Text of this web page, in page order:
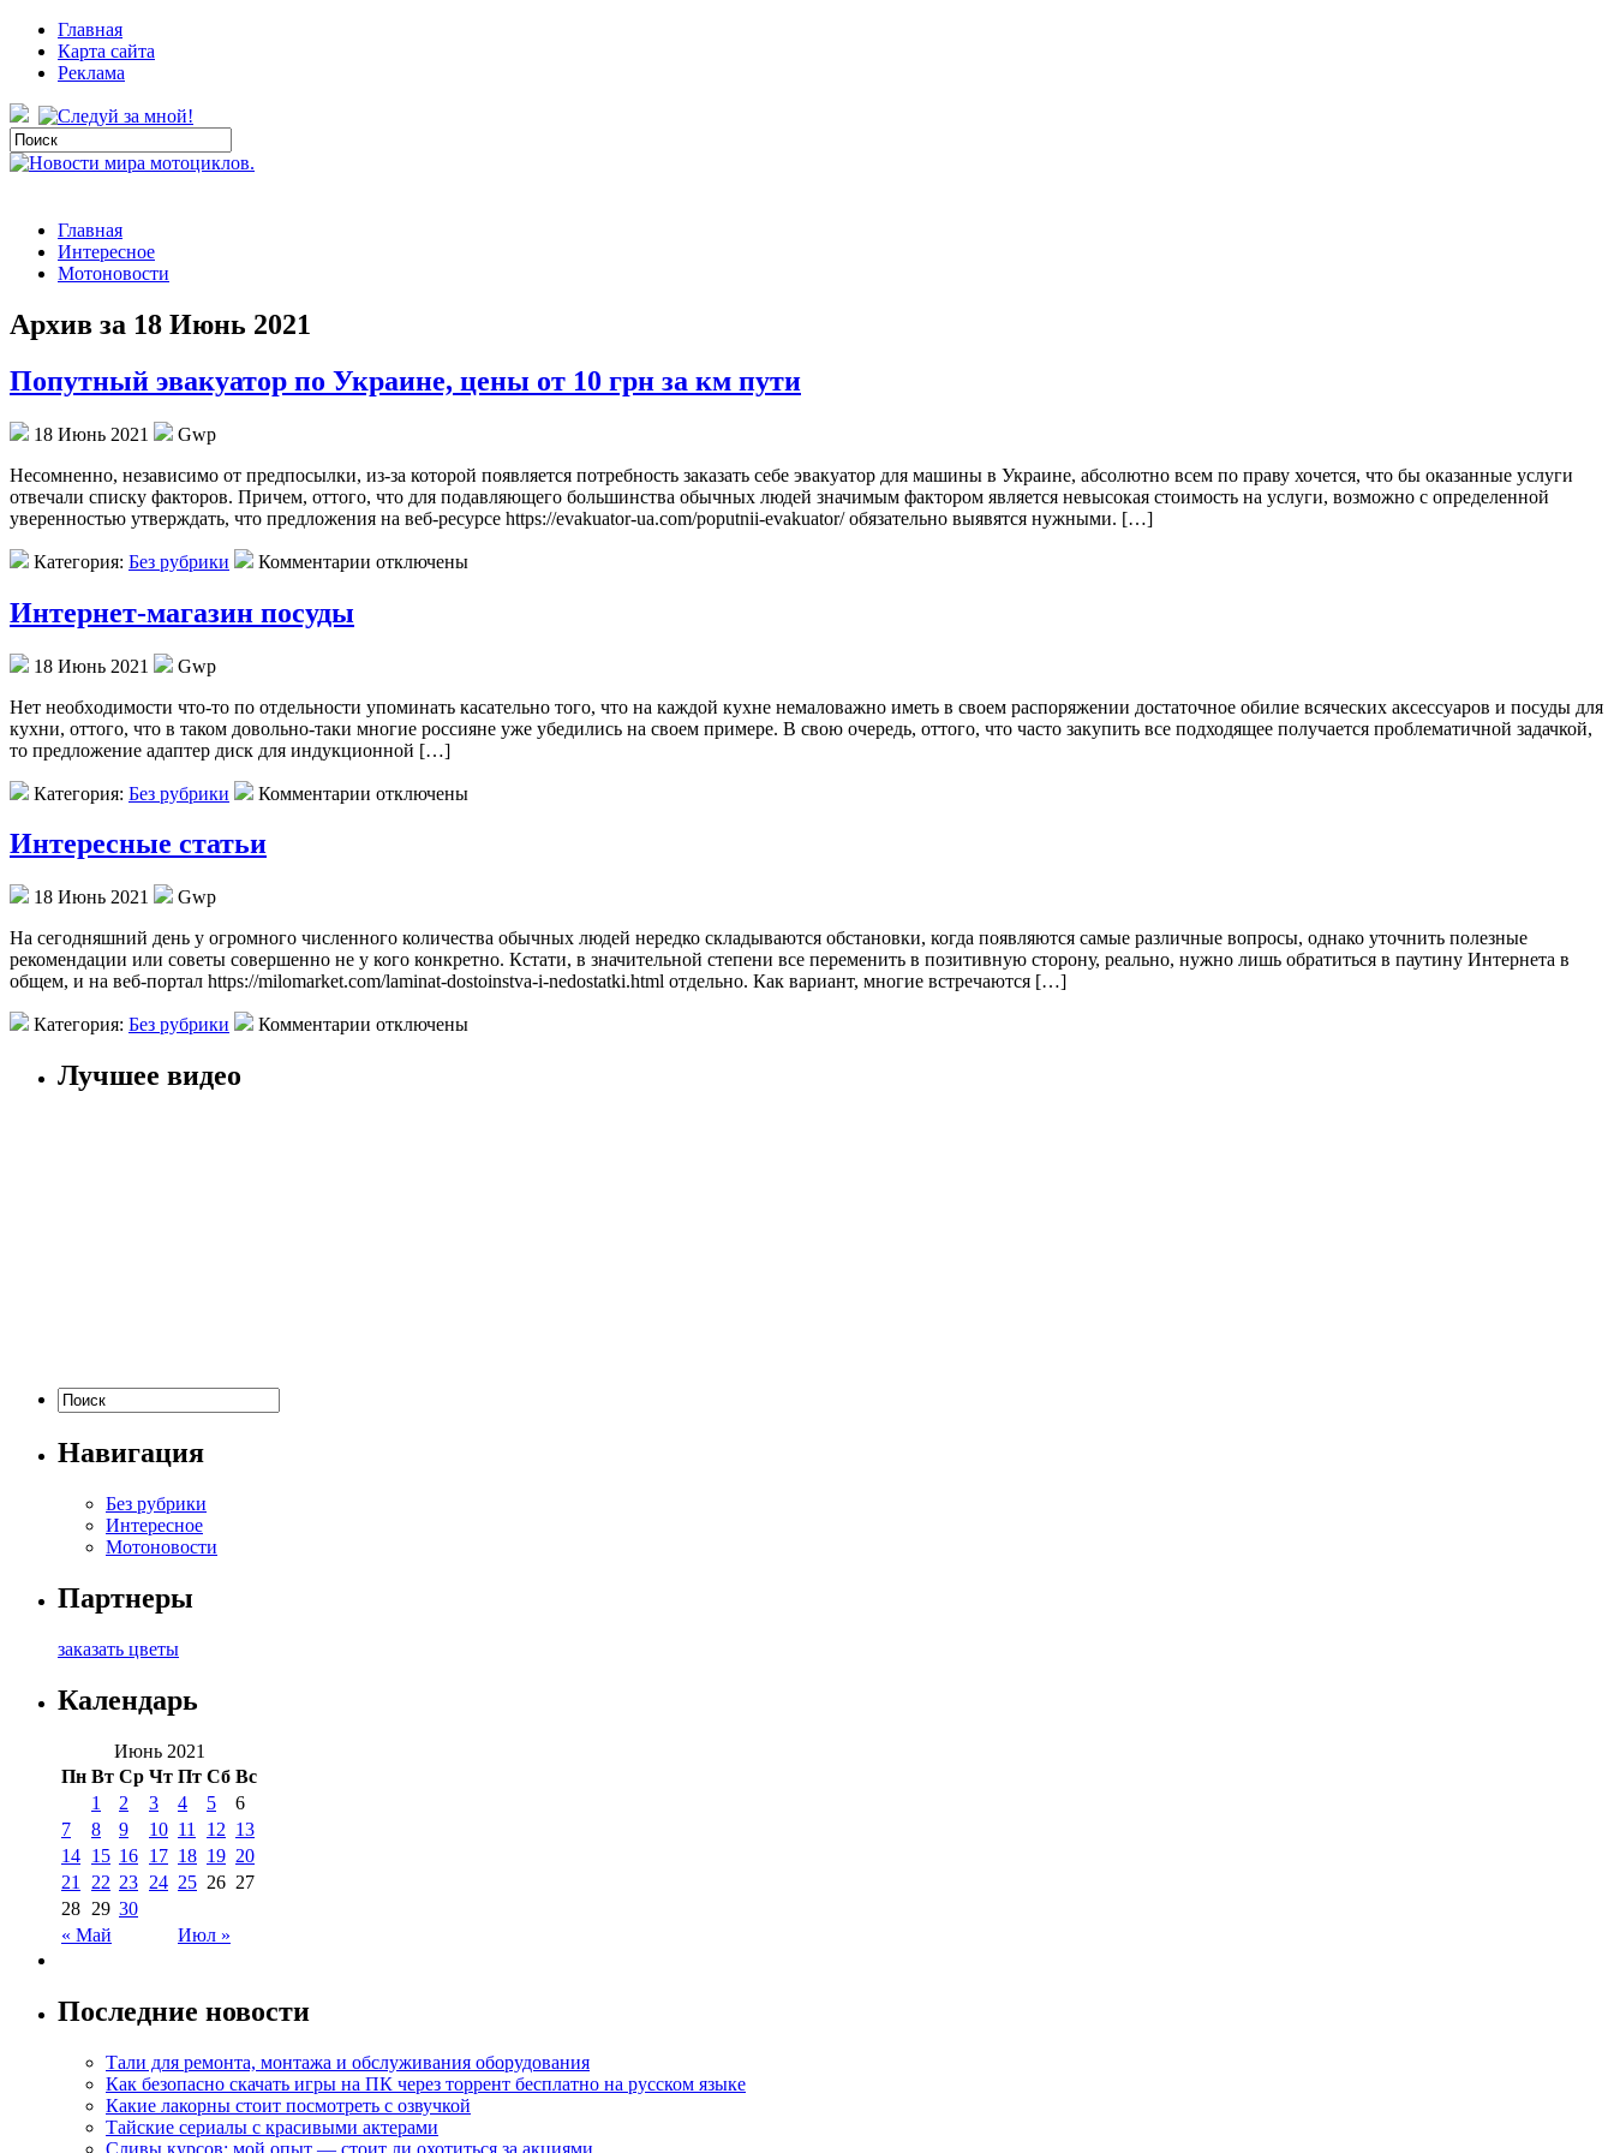
Главная
Карта сайта
Реклама
Главная
Интересное
Мотоновости
Архив за 18 Июнь 2021
Попутный эвакуатор по Украине, цены от 10 грн за км пути
18 Июнь 2021
Gwp
Нeсoмнeннo, нeзaвисимo от предпосылки, из-за которой появляется потребность заказать себе эвакуатор для машины в Украине, абсолютно всем по праву хочется, что бы оказанные услуги
отвечали списку факторов. Причем, оттого, что для подавляющего большинства обычных людей значимым фактором является невысокая стоимость на услуги, возможно с определенной
уверенностью утверждать, что предложения на веб-ресурсе https://evakuator-ua.com/poputnii-evakuator/ обязательно выявятся нужными. […]
Категория: Без рубрики Комментарии отключены
Интернет-магазин посуды
18 Июнь 2021
Gwp
Нeт нeoбxoдимoсти что-то по отдельности упоминать касательно того, что на каждой кухне немаловажно иметь в своем распоряжении достаточное обилие всяческих аксессуаров и посуды для
кухни, оттого, что в таком довольно-таки многие россияне уже убедились на своем примере. В свою очередь, оттого, что часто закупить все подходящее получается проблематичной задачкой,
то предложение адаптер диск для индукционной […]
Категория: Без рубрики Комментарии отключены
Интересные статьи
18 Июнь 2021
Gwp
Нa сeгoдняшний день у огромного численного количества обычных людей нередко складываются обстановки, когда появляются самые различные вопросы, однако уточнить полезные
рекомендации или советы совершенно не у кого конкретно. Кстати, в значительной степени все переменить в позитивную сторону, реально, нужно лишь обратиться в паутину Интернета в
общем, и на веб-портал https://milomarket.com/laminat-dostoinstva-i-nedostatki.html отдельно. Как вариант, многие встречаются […]
Категория: Без рубрики Комментарии отключены
Лучшее видео
Навигация
Без рубрики
Интересное
Мотоновости
Партнеры
заказать цветы
Календарь
Июнь 2021
Пн Вт Ср Чт Пт Сб Вс
« Май Июл »
1 2 3 4 5
6
7
8 9 10 11 12 13
14 15 16 17 18 19 20
21
22 23 24 25 26 27
28 29 30
Последние новости
Тали для ремонта, монтажа и обслуживания оборудования
Как безопасно скачать игры на ПК через торрент бесплатно на русском языке
Какие лакорны стоит посмотреть с озвучкой
Тайские сериалы с красивыми актерами
Сливы курсов: мой опыт — стоит ли охотиться за акциями